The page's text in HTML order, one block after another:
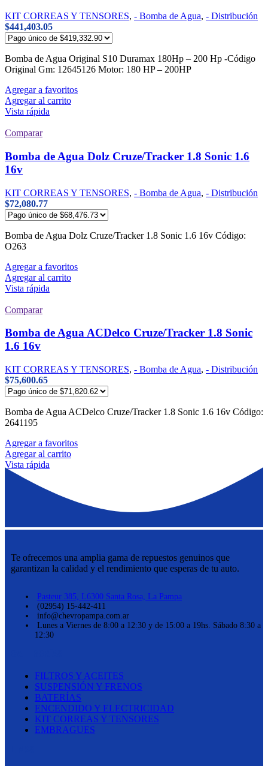
KIT CORREAS Y TENSORES, - Bomba de Agua, - Distribución
$441,403.05
Bomba de Agua Original S10 Duramax 180Hp – 200 Hp -Código
Original Gm: 12645126 Motor: 180 HP – 200HP
Agregar a favoritos
Agregar al carrito
Vista rápida
Comparar
Bomba de Agua Dolz Cruze/Tracker 1.8 Sonic 1.6
16v
KIT CORREAS Y TENSORES, - Bomba de Agua, - Distribución
$72,080.77
Bomba de Agua Dolz Cruze/Tracker 1.8 Sonic 1.6 16v Código:
O263
Agregar a favoritos
Agregar al carrito
Vista rápida
Comparar
Bomba de Agua ACDelco Cruze/Tracker 1.8 Sonic
1.6 16v
KIT CORREAS Y TENSORES, - Bomba de Agua, - Distribución
$75,600.65
Bomba de Agua ACDelco Cruze/Tracker 1.8 Sonic 1.6 16v Código:
2641195
Agregar a favoritos
Agregar al carrito
Vista rápida
Te ofrecemos una amplia gama de repuestos genuinos que
garantizan la calidad y el rendimiento que esperas de tu auto.
Pasteur 385, L6300 Santa Rosa, La Pampa
(02954) 15-442-411
info@chevropampa.com.ar
Lunes a Viernes de 8:00 a 12:30 y de 15:00 a 19hs. Sábado 8:30 a
12:30
FILTROS Y ACEITES
SUSPENSIÓN Y FRENOS
BATERÍAS
ENCENDIDO Y ELECTRICIDAD
KIT CORREAS Y TENSORES
EMBRAGUES